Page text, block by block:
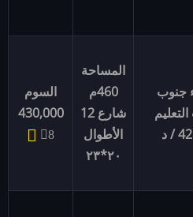
جنوب
المساحة
460م
شارع 12
الأطوال
٢٠*٢٣
السوم
430,000
8